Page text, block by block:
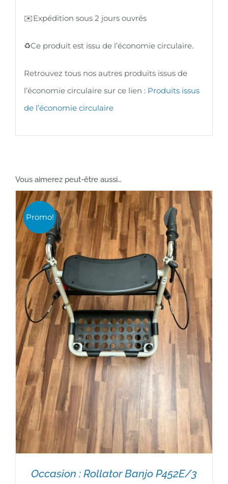
✉️Expédition sous 2 jours ouvrés
♻️Ce produit est issu de l’économie circulaire.
Retrouvez tous nos autres produits issus de
l’économie circulaire sur ce lien : Produits issus
de l’économie circulaire
Vous aimerez peut-être aussi…
Promo!
Occasion : Rollator Banjo P452E/3